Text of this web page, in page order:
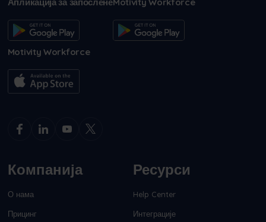
Motivity Workforce
Компанија
О нама
Прицинг
Ресурси
Help Center
Интеграције